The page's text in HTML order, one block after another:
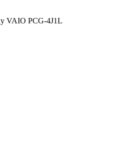
VAIO PCG-4J1L